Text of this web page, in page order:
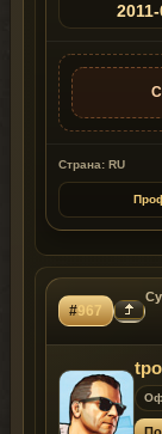
Страна: RU
#967